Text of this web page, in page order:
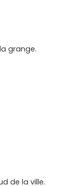
grange.
de la ville.